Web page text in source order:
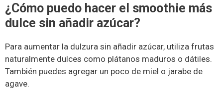
¿Cómo puedo hacer el smoothie más
dulce sin añadir azúcar?
Para aumentar la dulzura sin añadir azúcar, utiliza frutas
naturalmente dulces como plátanos maduros o dátiles.
También puedes agregar un poco de miel o jarabe de
agave.